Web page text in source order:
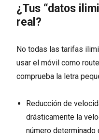
¿Tus “datos
real?
No todas las tarifas
usar el móvil como
comprueba la letra
Reducción de
drásticamente la
número determinado